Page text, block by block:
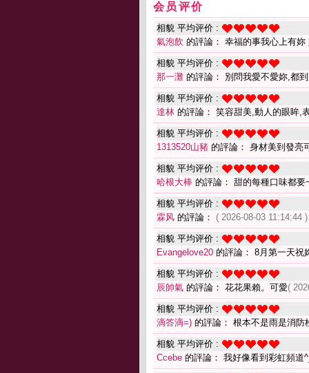
会员评价
相貌 平均评价 :
氣泡飲 的評論： 幸福的事我心上有妳
相貌 平均评价 :
那一灘 的評論： 別問我愛不愛妳,都
相貌 平均评价 :
達林 的評論： 笑容甜美,動人的眼眸,
相貌 平均评价 :
1313520山豬 的評論： 身材美到發亮
相貌 平均评价 :
哈根大棒 的評論： 甜的每種口味都要
相貌 平均评价 :
霖风 的評論： ( 2026-08-03 11:14:44 )
相貌 平均评价 :
Evangelove20 的評論： 8月第一天祝
相貌 平均评价 :
辰帥氣 的評論： 花花果賴。可愛(
相貌 平均评价 :
滴答滴=) 的評論： 根本不是雨是消防
相貌 平均评价 :
Ccebe 的評論： 我好像看到彩虹頻道